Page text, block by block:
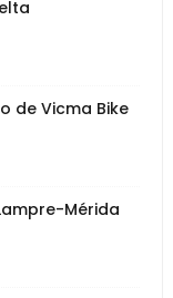
de Vicma Bike
Mérida